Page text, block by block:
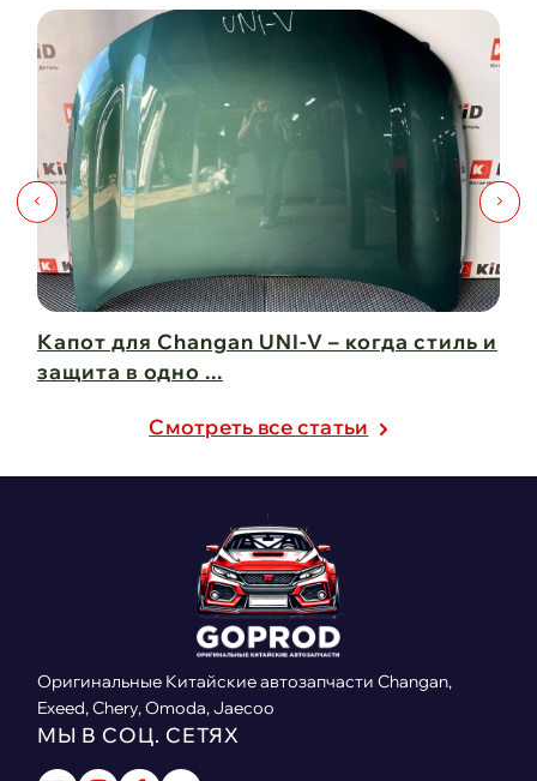
Капот для Changan UNI-V – когда стиль и
защита в одно ...
Cмотреть все статьи
Оригинальные Китайские автозапчасти Changan,
Exeed, Chery, Omoda, Jaecoo
МЫ В СОЦ. СЕТЯХ